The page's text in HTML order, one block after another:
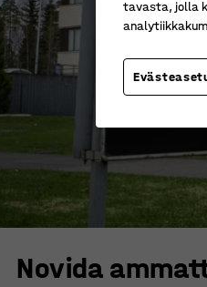
Novida
tavasta, jolla